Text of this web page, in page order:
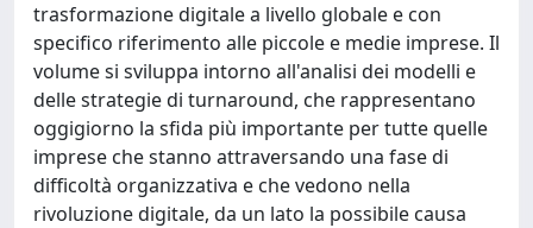
trasformazione digitale a livello globale e con
specifico riferimento alle piccole e medie imprese. Il
volume si sviluppa intorno all'analisi dei modelli e
delle strategie di turnaround, che rappresentano
oggigiorno la sfida più importante per tutte quelle
imprese che stanno attraversando una fase di
difficoltà organizzativa e che vedono nella
rivoluzione digitale, da un lato la possibile causa